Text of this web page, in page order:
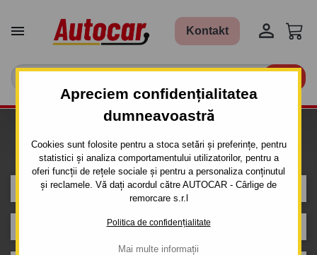
Apreciem confidențialitatea
dumneavoastră
Cookies sunt folosite pentru a stoca setări și preferințe, pentru
statistici și analiza comportamentului utilizatorilor, pentru a
oferi funcții de rețele sociale și pentru a personaliza conținutul
și reclamele. Vă dați acordul către AUTOCAR - Cârlige de
remorcare s.r.l
Politica de confidențialitate
Mai multe informații
 Kontakt 
mașina
DODGE